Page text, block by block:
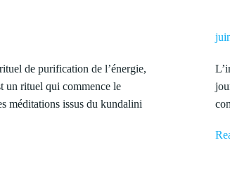
de purification de l’énergie,
un rituel qui commence le
méditations issus du kundalini